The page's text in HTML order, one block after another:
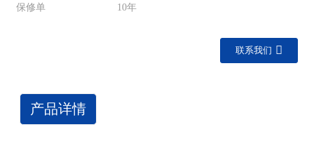
保修单
10年
联系我们
产品详情